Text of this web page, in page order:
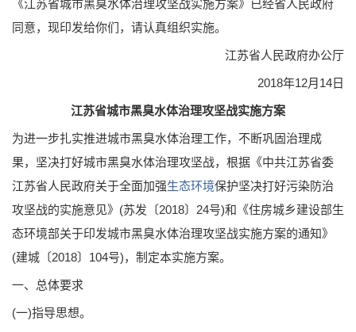
《江苏省城市黑臭水体治理攻坚战实施方案》已经省人民政府
同意，现印发给你们，请认真组织实施。
江苏省人民政府办公厅
2018年12月14日
江苏省城市黑臭水体治理攻坚战实施方案
为进一步扎实推进城市黑臭水体治理工作，不断巩固治理成
果，坚决打好城市黑臭水体治理攻坚战，根据《中共江苏省委
江苏省人民政府关于全面加强生态环境保护坚决打好污染防治
攻坚战的实施意见》(苏发〔2018〕24号)和《住房城乡建设部生
态环境部关于印发城市黑臭水体治理攻坚战实施方案的通知》
(建城〔2018〕104号)，制定本实施方案。
一、总体要求
(一)指导思想。